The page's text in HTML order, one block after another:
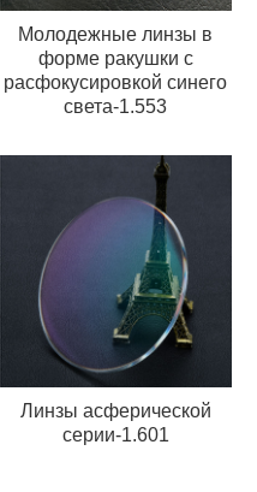
Молодежные линзы в
форме ракушки с
расфокусировкой синего
света-1.553
Линзы асферической
серии-1.601